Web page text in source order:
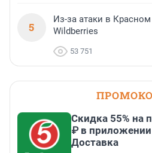
5
Из-за атаки в
Wildberries
53 751
Скидка 55% на
₽ в
Доставка